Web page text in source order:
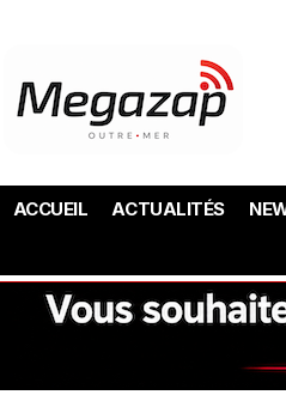
ACCUEIL ACTUALITÉS